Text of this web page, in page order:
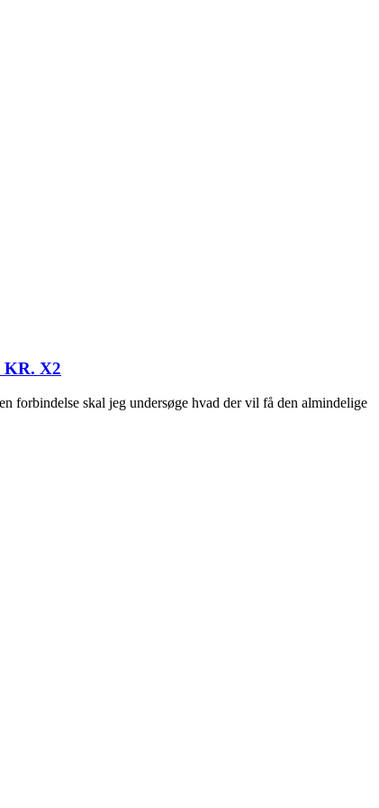
X2
forbindelse skal jeg undersøge hvad der vil få den almindelige